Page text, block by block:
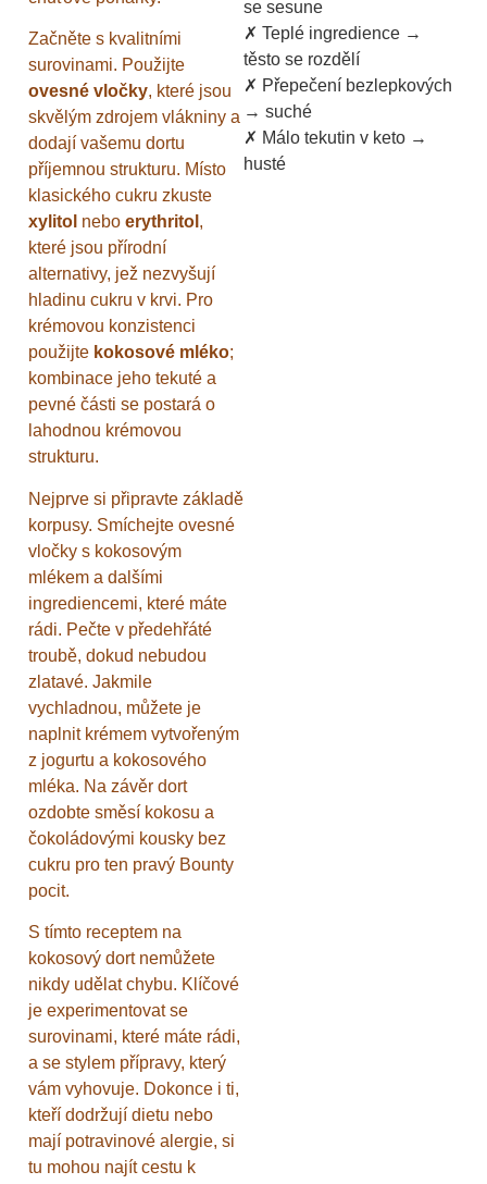
Začněte s kvalitními
surovinami. Použijte
ovesné vločky, které jsou
skvělým zdrojem vlákniny a
dodají vašemu dortu
příjemnou strukturu. Místo
klasického cukru zkuste
xylitol nebo erythritol ,
které jsou přírodní
alternativy, jež nezvyšují
hladinu cukru v krvi. Pro
krémovou konzistenci
použijte kokosové mléko;
kombinace jeho tekuté a
pevné části se postará o
lahodnou krémovou
strukturu.
Nejprve si připravte základě
korpusy. Smíchejte ovesné
vločky s kokosovým
mlékem a dalšími
ingrediencemi, které máte
rádi. Pečte v předehřáté
troubě, dokud nebudou
zlatavé. Jakmile
vychladnou, můžete je
naplnit krémem vytvořeným
z jogurtu a kokosového
mléka. Na závěr dort
ozdobte směsí kokosu a
čokoládovými kousky bez
cukru pro ten pravý Bounty
pocit.
S tímto receptem na
kokosový dort nemůžete
nikdy udělat chybu. Klíčové
je experimentovat se
surovinami, které máte rádi,
a se stylem přípravy, který
vám vyhovuje. Dokonce i ti,
kteří dodržují dietu nebo
mají potravinové alergie, si
tu mohou najít cestu k
se sesune
✗ Teplé ingredience →
těsto se rozdělí
✗ Přepečení bezlepkových
→ suché
✗ Málo tekutin v keto →
husté